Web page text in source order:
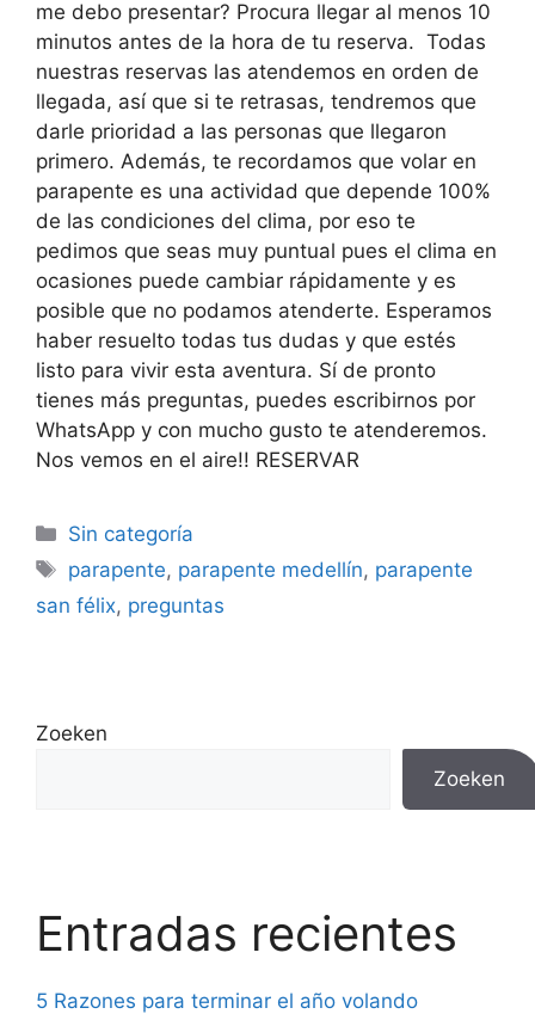
me debo presentar? Procura llegar al menos 10
minutos antes de la hora de tu reserva. Todas
nuestras reservas las atendemos en orden de
llegada, así que si te retrasas, tendremos que
darle prioridad a las personas que llegaron
primero. Además, te recordamos que volar en
parapente es una actividad que depende 100%
de las condiciones del clima, por eso te
pedimos que seas muy puntual pues el clima en
ocasiones puede cambiar rápidamente y es
posible que no podamos atenderte. Esperamos
haber resuelto todas tus dudas y que estés
listo para vivir esta aventura. Sí de pronto
tienes más preguntas, puedes escribirnos por
WhatsApp y con mucho gusto te atenderemos.
Nos vemos en el aire!! RESERVAR
Sin categoría
parapente, parapente medellín, parapente
san félix, preguntas
Zoeken
Zoeken
Entradas recientes
5 Razones para terminar el año volando